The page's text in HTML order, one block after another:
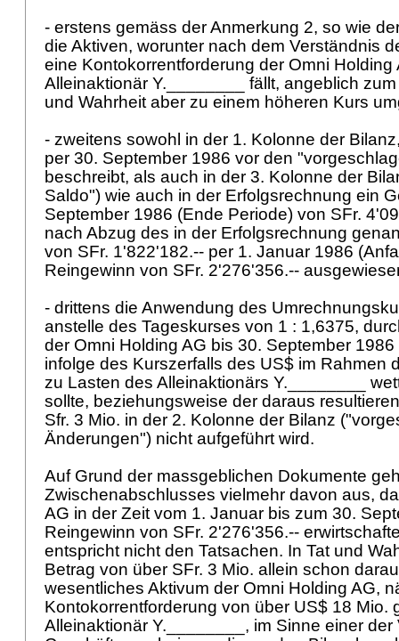
- erstens gemäss der Anmerkung 2, so wie
die Aktiven, worunter nach dem Verständnis
eine Kontokorrentforderung der Omni
Alleinaktionär Y.________ fällt, angeblich
und Wahrheit aber zu einem höheren Kurs
- zweitens sowohl in der 1. Kolonne der
per 30. September 1986 vor den
beschreibt, als auch in der 3. Kolonne der
Saldo") wie auch in der Erfolgsrechnung ein
September 1986 (Ende Periode) von SFr.
nach Abzug des in der Erfolgsrechnung
von SFr. 1'822'182.-- per 1. Januar 1986
Reingewinn von SFr. 2'276'356.--
- drittens die Anwendung des
anstelle des Tageskurses von 1 : 1,6375,
der Omni Holding AG bis 30. September
infolge des Kurszerfalls des US$ im Rahmen
zu Lasten des Alleinaktionärs Y.________
sollte, beziehungsweise der daraus
Sfr. 3 Mio. in der 2. Kolonne der Bilanz
Änderungen") nicht aufgeführt wird.
Auf Grund der massgeblichen Dokumente
Zwischenabschlusses vielmehr davon aus,
AG in der Zeit vom 1. Januar bis zum 30.
Reingewinn von SFr. 2'276'356.--
entspricht nicht den Tatsachen. In Tat und
Betrag von über SFr. 3 Mio. allein schon
wesentliches Aktivum der Omni Holding AG,
Kontokorrentforderung von über US$ 18 Mio.
Alleinaktionär Y.________, im Sinne einer